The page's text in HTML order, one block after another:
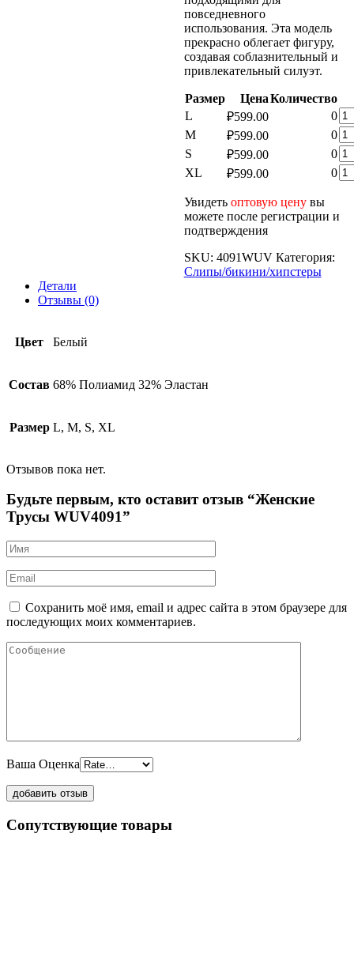
повседневного
использования. Эта модель
прекрасно облегает фигуру,
создавая соблазнительный и
привлекательный силуэт.
Размер ЦенаКоличество
L
₽599.00 0
M ₽599.00 0
S ₽599.00 0
XL ₽599.00 0
Увидеть оптовую ценувы
можете после регистрации и
подтверждения
SKU: 4091WUV Категория:
Слипы/бикини/хипстеры
Детали
Отзывы (0)
Цвет Белый
Состав 68% Полиамид 32% Эластан
Размер L, M, S, XL
Отзывов пока нет.
Будьте первым, кто оставит отзыв “Женские
Трусы WUV4091”
Сохранить моё имя, email и адрес сайта в этом браузере для
последующих моих комментариев.
Ваша Оценка
Сопутствующие товары